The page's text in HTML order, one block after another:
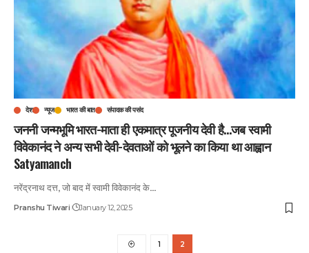
देश न्यूज भारत की बात संपादक की पसंद
जननी जन्मभूमि भारत-माता ही एकमात्र पूजनीय देवी है…जब स्वामी
विवेकानंद ने अन्य सभी देवी-देवताओं को भूलने का किया था आह्वान
Satyamanch
नरेंद्रनाथ दत्त, जो बाद में स्वामी विवेकानंद के…
Pranshu Tiwari January 12, 2025
1 2